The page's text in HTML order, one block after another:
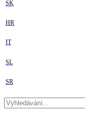
SK
HR
IT
SL
SR